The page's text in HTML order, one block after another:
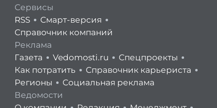
Сервисы
RSS
Смарт-версия
Справочник компаний
Реклама
Газета
Vedomosti.ru
Спецпроекты
Как потратить
Справочник карьериста
Регионы
Социальная реклама
Ведомости